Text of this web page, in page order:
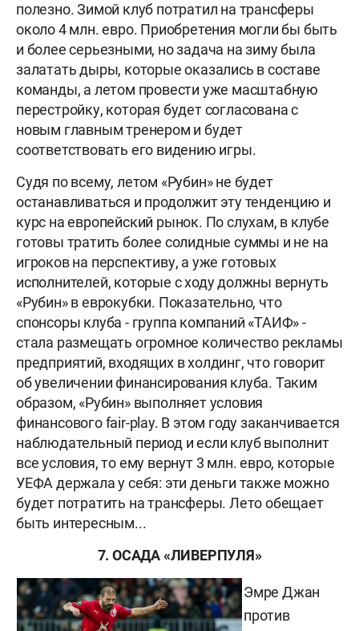
полезно. Зимой клуб потратил на трансферы
около 4 млн. евро. Приобретения могли бы быть
и более серьезными, но задача на зиму была
залатать дыры, которые оказались в составе
команды, а летом провести уже масштабную
перестройку, которая будет согласована с
новым главным тренером и будет
соответствовать его видению игры.
Судя по всему, летом «Рубин» не будет
останавливаться и продолжит эту тенденцию и
курс на европейский рынок. По слухам, в клубе
готовы тратить более солидные суммы и не на
игроков на перспективу, а уже готовых
исполнителей, которые с ходу должны вернуть
«Рубин» в еврокубки. Показательно, что
спонсоры клуба - группа компаний «ТАИФ» -
стала размещать огромное количество рекламы
предприятий, входящих в холдинг, что говорит
об увеличении финансирования клуба. Таким
образом, «Рубин» выполняет условия
финансового fair-play. В этом году заканчивается
наблюдательный период и если клуб выполнит
все условия, то ему вернут 3 млн. евро, которые
УЕФА держала у себя: эти деньги также можно
будет потратить на трансферы. Лето обещает
быть интересным...
7. ОСАДА «ЛИВЕРПУЛЯ»
Эмре Джан
против